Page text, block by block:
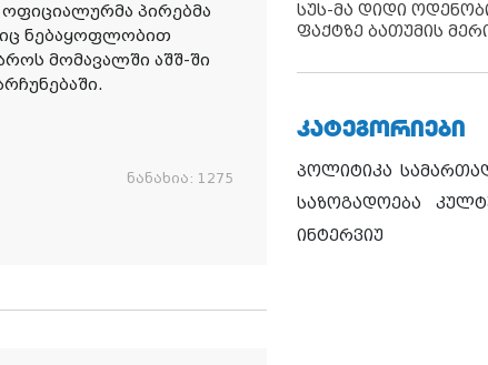
ოფიციალურმა პირებმა
ნებაყოფლობით
მომავალში აშშ-ში
ნანახია: 1275
სუს-მა დიდი
ფაქტზე ბათუმის
ᲙᲐᲢᲔᲒᲝᲠᲘᲔᲑᲘ
პოლიტიკა
საზოგადოება
ინტერვიუ